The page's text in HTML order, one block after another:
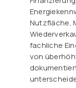
Nutzfläche,
fachliche
von